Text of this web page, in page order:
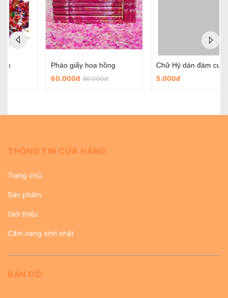
Chữ Hỷ dán đám cưới
Chữ hỷ nỉ tròn có sẵn keo dùng trong ngày cưới
THÔNG TIN CỬA HÀNG
Trang chủ
Sản phẩm
Giới thiệu
Cẩm nang sinh nhật
BẢN ĐỒ: